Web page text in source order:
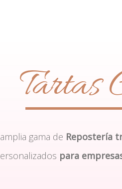
Tartas
gama de Repostería
para